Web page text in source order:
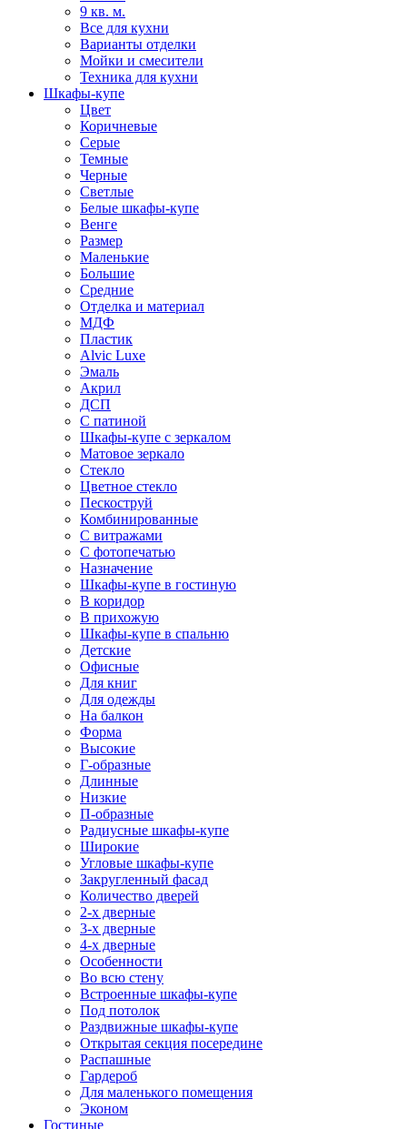
9 кв. м.
Все для кухни
Варианты отделки
Мойки и смесители
Техника для кухни
Шкафы-купе
Цвет
Коричневые
Серые
Темные
Черные
Светлые
Белые шкафы-купе
Венге
Размер
Маленькие
Большие
Средние
Отделка и материал
МДФ
Пластик
Alvic Luxe
Эмаль
Акрил
ДСП
С патиной
Шкафы-купе с зеркалом
Матовое зеркало
Стекло
Цветное стекло
Пескоструй
Комбинированные
С витражами
С фотопечатью
Назначение
Шкафы-купе в гостиную
В коридор
В прихожую
Шкафы-купе в спальню
Детские
Офисные
Для книг
Для одежды
На балкон
Форма
Высокие
Г-образные
Длинные
Низкие
П-образные
Радиусные шкафы-купе
Широкие
Угловые шкафы-купе
Закругленный фасад
Количество дверей
2-х дверные
3-х дверные
4-х дверные
Особенности
Во всю стену
Встроенные шкафы-купе
Под потолок
Раздвижные шкафы-купе
Открытая секция посередине
Распашные
Гардероб
Для маленького помещения
Эконом
Гостиные